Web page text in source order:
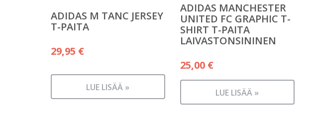
ADIDAS M TANC JERSEY
T-PAITA
29,95 €
LUE LISÄÄ »
ADIDAS MANCHESTER
UNITED FC GRAPHIC T-
SHIRT T-PAITA
LAIVASTONSININEN
25,00 €
LUE LISÄÄ »